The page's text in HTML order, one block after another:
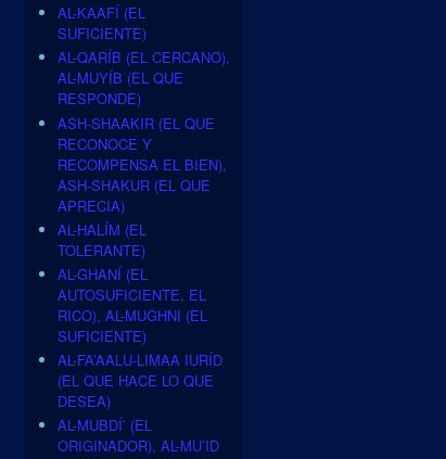
AL-KAAFÍ (EL
SUFICIENTE)
AL-QARÍB (EL CERCANO),
AL-MUYÍB (EL QUE
RESPONDE)
ASH-SHAAKIR (EL QUE
RECONOCE Y
RECOMPENSA EL BIEN),
ASH-SHAKUR (EL QUE
APRECIA)
AL-HALÍM (EL
TOLERANTE)
AL-GHANÍ (EL
AUTOSUFICIENTE, EL
RICO), AL-MUGHNI (EL
SUFICIENTE)
AL-FA’AALU-LIMAA IURÍD
(EL QUE HACE LO QUE
DESEA)
AL-MUBDÍ’ (EL
ORIGINADOR), AL-MU’ID